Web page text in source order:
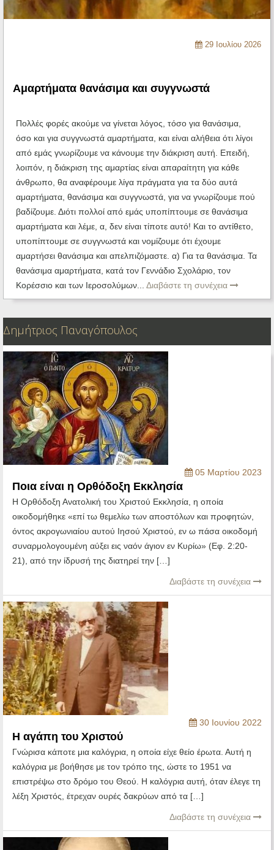
Ηχητικά
29 Ιουλίου 2026
Αμαρτήματα θανάσιμα και συγγνωστά
Πολλές φορές ακούμε να γίνεται λόγος, τόσο για θανάσιμα,
όσο και για συγγνωστά αμαρτήματα, και είναι αλήθεια ότι λίγοι
από εμάς γνωρίζουμε να κάνουμε την διάκριση αυτή. Επειδή,
λοιπόν, η διάκριση της αμαρτίας είναι απαραίτητη για κάθε
άνθρωπο, θα αναφέρουμε λίγα πράγματα για τα δύο αυτά
αμαρτήματα, θανάσιμα και συγγνωστά, για να γνωρίζουμε πού
βαδίζουμε. Διότι πολλοί από εμάς υποπίπτουμε σε θανάσιμα
αμαρτήματα και λέμε, α, δεν είναι τίποτε αυτό! Και το αντίθετο,
υποπίπτουμε σε συγγνωστά και νομίζουμε ότι έχουμε
αμαρτήσει θανάσιμα και απελπιζόμαστε. α) Για τα θανάσιμα. Τα
θανάσιμα αμαρτήματα, κατά τον Γεννάδιο Σχολάριο, τον
Κορέσσιο και των Ιεροσολύμων... Διαβάστε τη συνέχεια
Δημήτριος Παναγόπουλος
05 Μαρτίου 2023
Ποια είναι η Ορθόδοξη Εκκλησία
Η Ορθόδοξη Ανατολική του Χριστού Εκκλησία, η οποία
οικοδομήθηκε «επί τω θεμελίω των αποστόλων και προφητών,
όντος ακρογωνιαίου αυτού Ιησού Χριστού, εν ω πάσα οικοδομή
συναρμολογουμένη αύξει εις ναόν άγιον εν Κυρίω» (Εφ. 2:20-
21), από την ίδρυσή της διατηρεί την […]
Διαβάστε τη συνέχεια
30 Ιουνίου 2022
Η αγάπη του Χριστού
Γνώρισα κάποτε μια καλόγρια, η οποία είχε θείο έρωτα. Αυτή η
καλόγρια με βοήθησε με τον τρόπο της, ώστε το 1951 να
επιστρέψω στο δρόμο του Θεού. Η καλόγρια αυτή, όταν έλεγε τη
λέξη Χριστός, έτρεχαν ουρές δακρύων από τα […]
Διαβάστε τη συνέχεια